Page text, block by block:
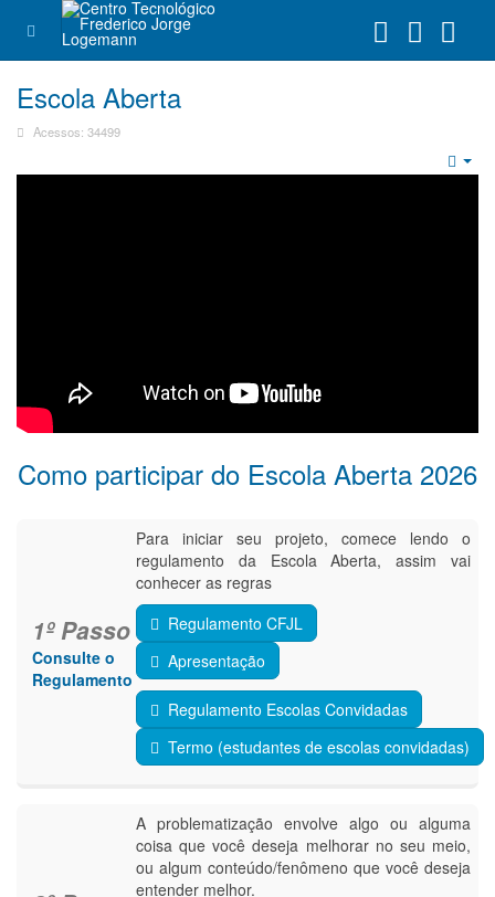
Escola Aberta
Acessos: 34499
Como participar do Escola Aberta 2026
1º Passo
Consulte o
Regulamento
Para iniciar seu projeto, comece lendo o
regulamento da Escola Aberta, assim vai
conhecer as regras
Regulamento CFJL
Apresentação
Regulamento Escolas Convidadas
Termo (estudantes de escolas convidadas)
A problematização envolve algo ou alguma
coisa que você deseja melhorar no seu meio,
ou algum conteúdo/fenômeno que você deseja
entender melhor.